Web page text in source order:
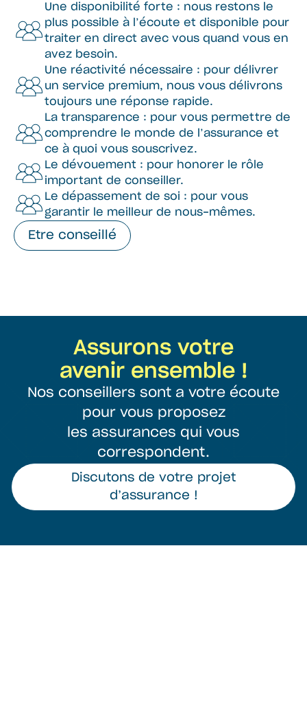
Une disponibilité forte : nous restons le
plus possible à l’écoute et disponible pour
traiter en direct avec vous quand vous en
avez besoin.
Une réactivité nécessaire : pour délivrer
un service premium, nous vous délivrons
toujours une réponse rapide.
La transparence : pour vous permettre de
comprendre le monde de l’assurance et
ce à quoi vous souscrivez.
Le dévouement : pour honorer le rôle
important de conseiller.
Le dépassement de soi : pour vous
garantir le meilleur de nous-mêmes.
Etre conseillé
Assurons votre
avenir ensemble !
Nos conseillers sont a votre écoute
pour vous proposez
les assurances qui vous
correspondent.
Discutons de votre projet
d’assurance !